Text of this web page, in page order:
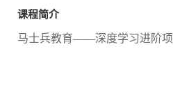
课程简介
马士兵教育——深度学习进阶项